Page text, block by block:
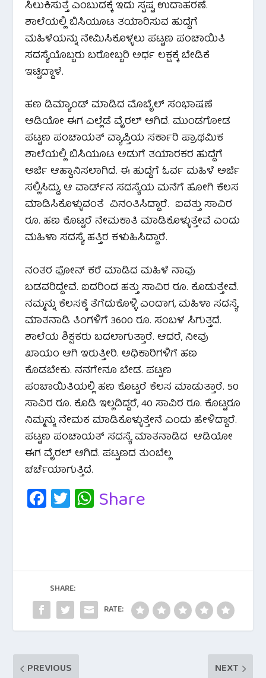
ಸಿಲುಕಿಸುತ್ತೆ ಎಂಬುದಕ್ಕೆ ಇದು ಸ್ಪಷ್ಟ ಉದಾಹರಣೆ.
ಶಾಲೆಯಲ್ಲಿ ಬಿಸಿಯೂಟ ತಯಾರಿಸುವ ಹುದ್ದೆಗೆ
ಮಹಿಳೆಯನ್ನು ನೇಮಿಸಿಕೊಳ್ಳಲು ಪಟ್ಟಣ ಪಂಚಾಯಿತಿ
ಸದಸ್ಯೆಯೊಬ್ಬರು ಬರೋಬ್ಬರಿ ಅರ್ಧ ಲಕ್ಷಕ್ಕೆ ಬೇಡಿಕೆ
ಇಟ್ಟಿದ್ದಾಳೆ.
ಹಣ ಡಿಮ್ಯಾಂಡ್ ಮಾಡಿದ ಮೊಬೈಲ್ ಸಂಭಾಷಣೆ
ಆಡಿಯೋ ಈಗ ಎಲ್ಲೆಡೆ ವೈರಲ್ ಆಗಿದೆ. ಮುಂಡಗೋಡ
ಪಟ್ಟಣ ಪಂಚಾಯತ್ ವ್ಯಾಪ್ತಿಯ ಸರ್ಕಾರಿ ಪ್ರಾಥಮಿಕ
ಶಾಲೆಯಲ್ಲಿ ಬಿಸಿಯೂಟ ಅಡುಗೆ ತಯಾರಕರ ಹುದ್ದೆಗೆ
ಅರ್ಜಿ ಆಹ್ವಾನಿಸಲಾಗಿದೆ. ಈ ಹುದ್ದೆಗೆ ಓರ್ವ ಮಹಿಳೆ ಅರ್ಜಿ
ಸಲ್ಲಿಸಿದ್ದು, ಆ ವಾರ್ಡ್‌ನ ಸದಸ್ಯೆಯ ಮನೆಗೆ ಹೋಗಿ ಕೆಲಸ
ಮಾಡಿಸಿಕೊಳ್ಳುವಂತೆ ವಿನಂತಿಸಿದ್ದಾರೆ. ಐವತ್ತು ಸಾವಿರ
ರೂ. ಹಣ ಕೊಟ್ಟರೆ ನೇಮಕಾತಿ ಮಾಡಿಕೊಳ್ಳುತ್ತೇವೆ ಎಂದು
ಮಹಿಳಾ ಸದಸ್ಯೆ ಹತ್ತಿರ ಕಳುಹಿಸಿದ್ದಾರೆ.
ನಂತರ ಫೋನ್ ಕರೆ ಮಾಡಿದ ಮಹಿಳೆ ನಾವು
ಬಡವರಿದ್ದೇವೆ. ಐದರಿಂದ ಹತ್ತು ಸಾವಿರ ರೂ. ಕೊಡುತ್ತೇವೆ.
ನಮ್ಮನ್ನು ಕೆಲಸಕ್ಕೆ ತೆಗೆದುಕೊಳ್ಳಿ ಎಂದಾಗ, ಮಹಿಳಾ ಸದಸ್ಯೆ
ಮಾತನಾಡಿ ತಿಂಗಳಿಗೆ 3600 ರೂ. ಸಂಬಳ ಸಿಗುತ್ತದೆ.
ಶಾಲೆಯ ಶಿಕ್ಷಕರು ಬದಲಾಗುತ್ತಾರೆ. ಆದರೆ, ನೀವು
ಖಾಯಂ ಆಗಿ ಇರುತ್ತೀರಿ. ಅಧಿಕಾರಿಗಳಿಗೆ ಹಣ
ಕೊಡಬೇಕು. ನನಗೇನೂ ಬೇಡ. ಪಟ್ಟಣ
ಪಂಚಾಯಿತಿಯಲ್ಲಿ ಹಣ ಕೊಟ್ಟರೆ ಕೆಲಸ ಮಾಡುತ್ತಾರೆ. 50
ಸಾವಿರ ರೂ. ಕೊಡಿ ಇಲ್ಲದಿದ್ದರೆ, 40 ಸಾವಿರ ರೂ. ಕೊಟ್ಟರೂ
ನಿಮ್ಮನ್ನು ನೇಮಕ ಮಾಡಿಕೊಳ್ಳುತ್ತೇನೆ ಎಂದು ಹೇಳಿದ್ದಾರೆ.
ಪಟ್ಟಣ ಪಂಚಾಯತ್ ಸದಸ್ಯೆ ಮಾತನಾಡಿದ ಆಡಿಯೋ
ಈಗ ವೈರಲ್ ಆಗಿದೆ. ಪಟ್ಟಣದ ತುಂಬೆಲ್ಲ
ಚರ್ಚೆಯಾಗುತ್ತಿದೆ.
Fa
c
o
o
k
T
wi
W
A
p
p
Share
SHARE:
RATE:
PREVIOUS
NEXT